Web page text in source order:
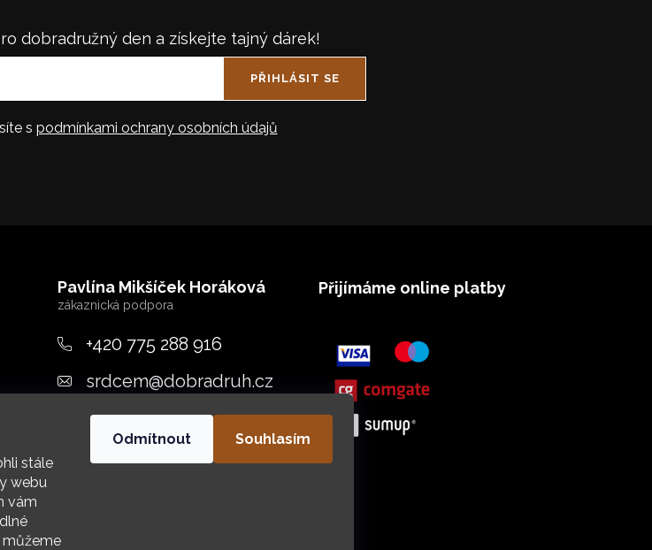
stále
webu
vám
můžeme
Odmítnout Souhlasím
dobradružný den a získejte tajný dárek!
s podmínkami ochrany osobních údajů
PŘIHLÁSIT SE
Pavlína Mikšíček Horáková
+420 775 288 916
srdcem@dobradruh.cz
Přijímáme online platby